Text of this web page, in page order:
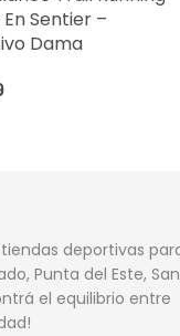
Sentier –
Dama
deportivas
Punta del Este, San
el equilibrio entre